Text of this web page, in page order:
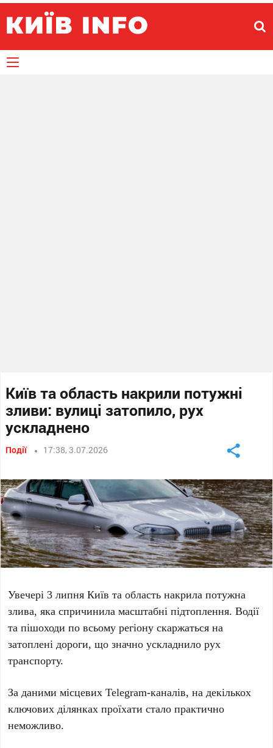
Київ та область накрили потужні
зливи: вулиці затопило, рух
ускладнено
Події 17:38, 3.07.2026
Увечері3 липня Київ та область накрила потужна
злива, яка спричинила масштабні підтоплення. Водії
та пішоходи по всьому регіону скаржаться на
затоплені дороги, що значно ускладнило рух
транспорту.
За даними місцевих Telegram-каналів, на декількох
ключових ділянках проїхати стало практично
неможливо.